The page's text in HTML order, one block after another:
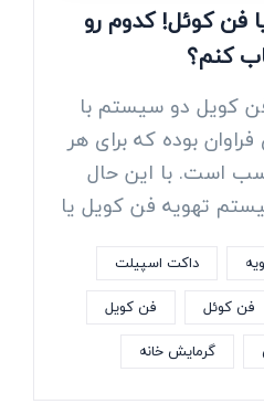
فن کوئل! کدوم رو
کنم؟
کویل دو سیستم با
بوده که برای هر
است. با این حال
تهویه فن کویل یا
داکت اسپیلت
فن کوئل
فن کویل
گرمایش خانه